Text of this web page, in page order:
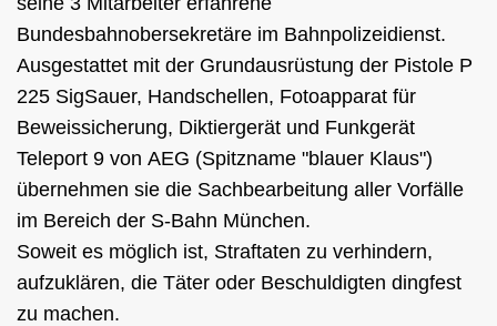
Bundesbahnobersekretäre im Bahnpolizeidienst.
Ausgestattet mit der Grundausrüstung der Pistole P
225 SigSauer, Handschellen, Fotoapparat für
Beweissicherung, Diktiergerät und Funkgerät
Teleport 9 von AEG (Spitzname "blauer Klaus")
übernehmen sie die Sachbearbeitung aller Vorfälle
im Bereich der S-Bahn München.
Soweit es möglich ist, Straftaten zu verhindern,
aufzuklären, die Täter oder Beschuldigten dingfest
zu machen.